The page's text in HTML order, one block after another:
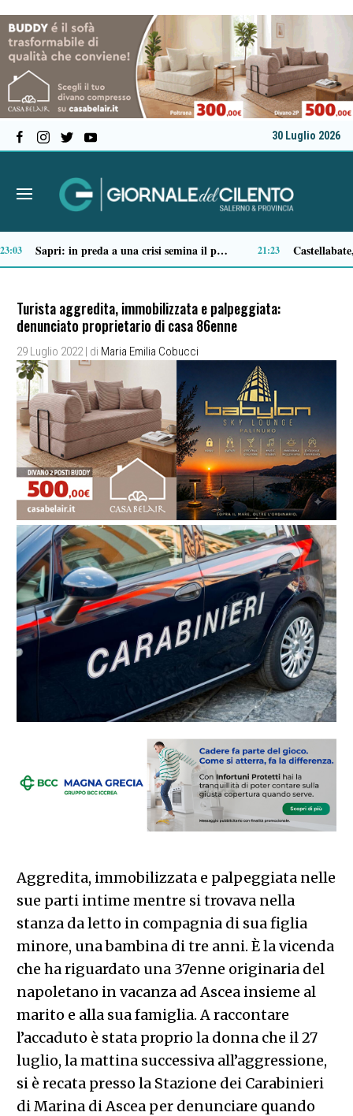
30 Luglio 2026
14:51 14:49
Turista aggredita, immobilizzata e palpeggiata:
denunciato proprietario di casa 86enne
29 Luglio 2022 | di Maria Emilia Cobucci
Aggredita, immobilizzata e palpeggiata nelle
sue parti intime mentre si trovava nella
stanza da letto in compagnia di sua figlia
minore, una bambina di tre anni. È la vicenda
che ha riguardato una 37enne originaria del
napoletano in vacanza ad Ascea insieme al
marito e alla sua famiglia. A raccontare
l’accaduto è stata proprio la donna che il 27
luglio, la mattina successiva all’aggressione,
si è recata presso la Stazione dei Carabinieri
di Marina di Ascea per denunciare quando